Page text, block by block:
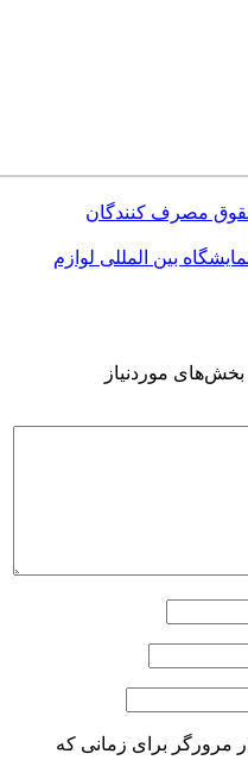
مصرف کنندگان
افتتاحیه ۲۳مین نمایشگاه بین المللی لوازم
بخش‌های موردنیاز
مرورگر برای زمانی که